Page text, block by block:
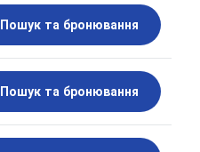
Пошук та бронювання
Пошук та бронювання